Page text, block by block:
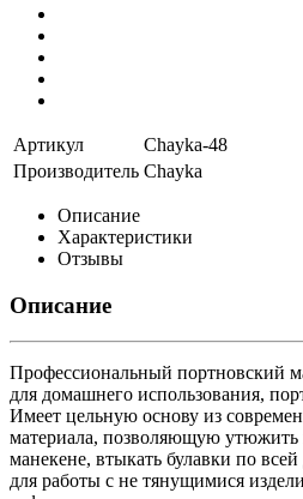
Артикул
Chayka-48
Производитель Chayka
Описание
Характеристики
Отзывы
Описание
Профессиональный портновский
для домашнего использования,
Имеет цельную основу из
материала, позволяющую утюжить
манекене, втыкать булавки по
для работы с не тянущимися